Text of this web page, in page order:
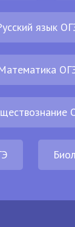
язык